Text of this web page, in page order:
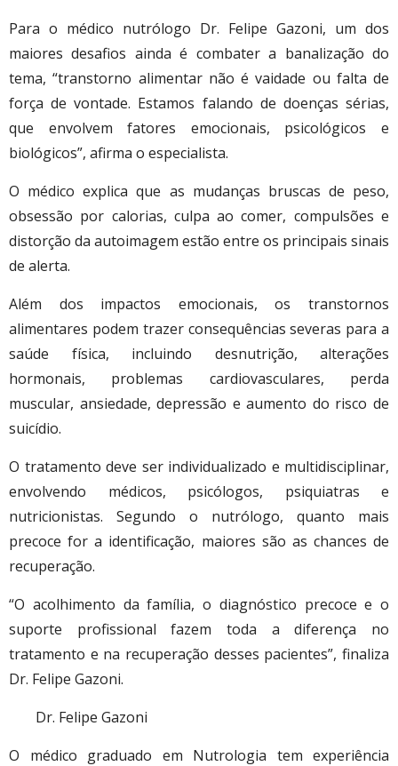
Para o médico nutrólogo Dr. Felipe Gazoni, um dos
maiores desafios ainda é combater a banalização do
tema, “transtorno alimentar não é vaidade ou falta de
força de vontade. Estamos falando de doenças sérias,
que envolvem fatores emocionais, psicológicos e
biológicos”, afirma o especialista.
O médico explica que as mudanças bruscas de peso,
obsessão por calorias, culpa ao comer, compulsões e
distorção da autoimagem estão entre os principais sinais
de alerta.
Além dos impactos emocionais, os transtornos
alimentares podem trazer consequências severas para a
saúde física, incluindo desnutrição, alterações
hormonais, problemas cardiovasculares, perda
muscular, ansiedade, depressão e aumento do risco de
suicídio.
O tratamento deve ser individualizado e multidisciplinar,
envolvendo médicos, psicólogos, psiquiatras e
nutricionistas. Segundo o nutrólogo, quanto mais
precoce for a identificação, maiores são as chances de
recuperação.
“O acolhimento da família, o diagnóstico precoce e o
suporte profissional fazem toda a diferença no
tratamento e na recuperação desses pacientes”, finaliza
Dr. Felipe Gazoni.
Dr. Felipe Gazoni
O médico graduado em Nutrologia tem experiência